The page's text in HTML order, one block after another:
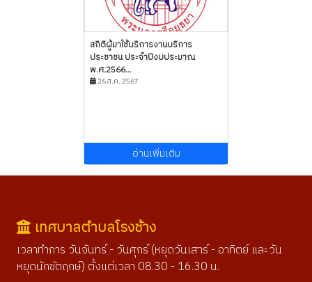
สถิติผู้มาใช้บริการงานบริการ
ประชาชน ประจำปีงบประมาณ
พ.ศ.2566...
26 ส.ค. 2567
อ่านเพิ่มเติม
เทศบาลตำบลโรงช้าง
เวลาทำการ วันจันทร์ - วันศุกร์ (หยุดวันเสาร์ - อาทิตย์ และวัน
หยุดนักขัตฤกษ์) ตั้งแต่เวลา 08.30 - 16.30 น.